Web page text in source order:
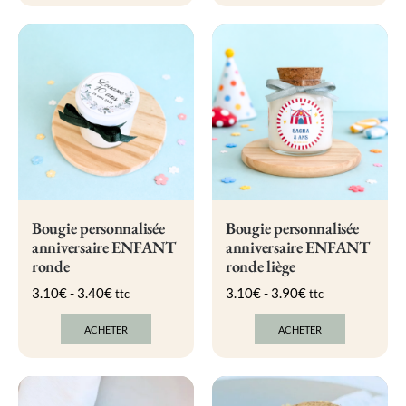
options
peuvent
être
choisies
sur
la
page
du
Les
options
peuvent
être
choisies
sur
la
page
du
Bougie personnalisée
anniversaire ENFANT
ronde
3.10€- 3.40€ ttc
ACHETER
Ce
Bougie personnalisée
anniversaire ENFANT
ronde liège
3.10€- 3.90€ ttc
ACHETER
Ce
plusieurs
variations.